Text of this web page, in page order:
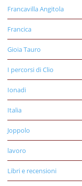
Francavilla Angitola
Francica
Gioia Tauro
I percorsi di Clio
Ionadi
Italia
Joppolo
lavoro
Libri e recensioni